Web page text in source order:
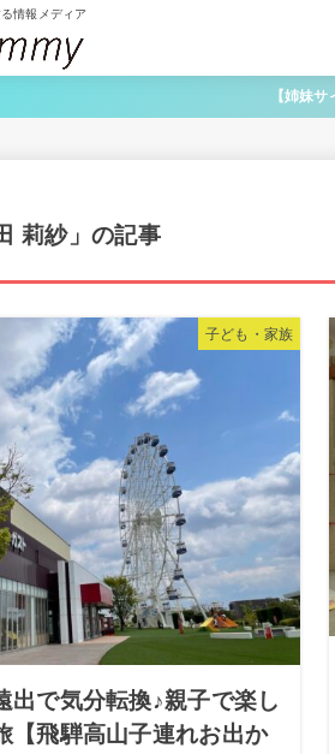
情報メディア
【姉妹
莉紗」の記事
子ども・家族
出で気分転換♪親子で楽し
【飛騨高山子連れお出か